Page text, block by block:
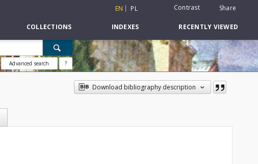
EN PL Contrast Share
COLLECTIONS INDEXES RECENTLY VIEWED
Advanced search ?
Download bibliography description